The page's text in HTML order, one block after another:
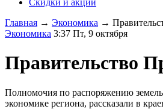
Скидки и акции
Главная → Экономика →
Экономика 3:37 Пт, 9 октября
Правительство
Полномочия по распоряжению
экономике региона, рассказали в